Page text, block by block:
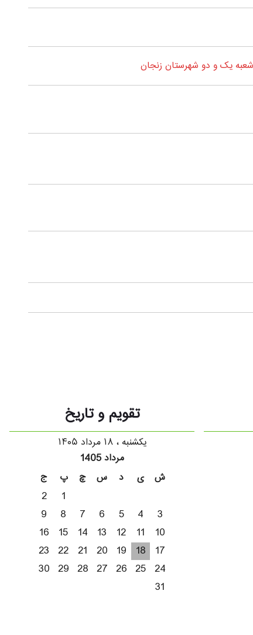
تقویم و تاریخ
یکشنبه ، ۱۸ مرداد ۱۴۰۵
مرداد 1405
ج
پ چ س د ی
ش
2
1
9
8 7 6 5 4
3
16
15 14 13 12 11
10
23 22 21 20 19 18
17
30 29 28 27 26 25 24
31